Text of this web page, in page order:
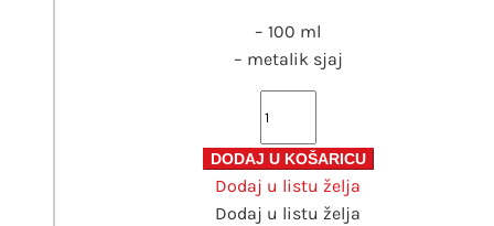
– 100 ml
– metalik sjaj
Spray
za
tekstil
DODAJ U KOŠARICU
Dodaj u listu želja
Dodaj u listu želja